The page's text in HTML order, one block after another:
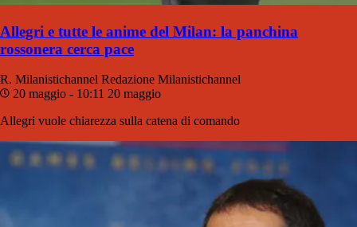
Allegri e tutte le anime del Milan: la panchina
rossonera cerca pace
R. Milanistichannel Redazione Milanistichannel
20 maggio - 10:11 20 maggio
Allegri vuole chiarezza sulla catena di comando